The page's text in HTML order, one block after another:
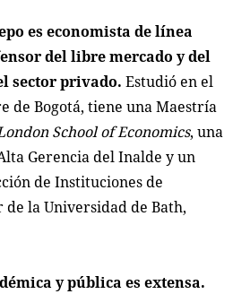
es economista de línea
del libre mercado y del
sector privado.Estudió en el
de Bogotá, tiene una Maestría
School of Economics, una
Gerencia del Inalde y un
de Instituciones de
la Universidad de Bath,
y pública es extensa.